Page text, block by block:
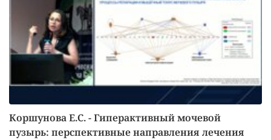
Коршунова Е.С. - Гиперактивный мочевой
пузырь: перспективные направления лечения